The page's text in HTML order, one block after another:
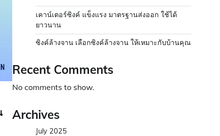
เคาน์เตอร์ซิงค์ แข็งแรง มาตรฐานส่งออก ใช้ได้
ยาวนาน
ซิงค์ล้างจาน เลือกซิงค์ล้างจาน ให้เหมาะกับบ้านคุณ
Recent Comments
No comments to show.
Archives
July 2025